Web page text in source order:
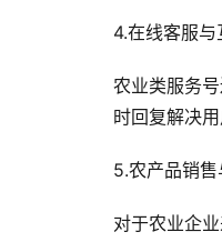
4.在线客服与
农业类服务
时回复解决
5.农产品销售
对于农业企